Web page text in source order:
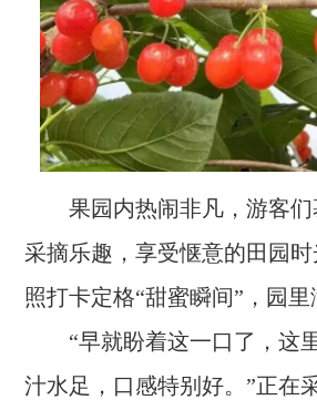
果园内热闹非凡，游客
采摘乐趣，享受惬意的田园
照打卡定格“甜蜜瞬间”，园里
“早就盼着这一口了，这
汁水足，口感特别好。”正在